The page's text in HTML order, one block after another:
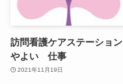
訪問看護ケアステーション
やよい 仕事
2021年11月19日